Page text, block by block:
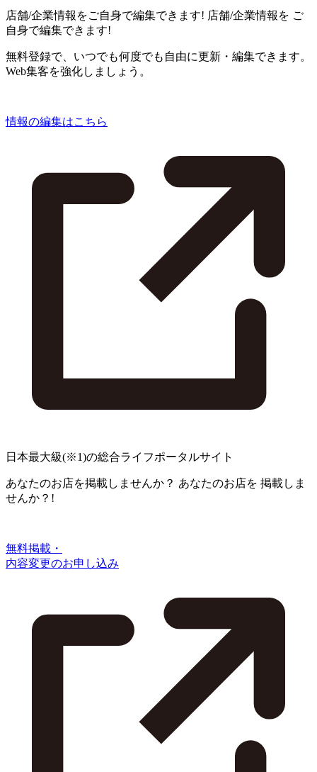
店舗/企業情報をご自身で編集できます! 店舗/企業情報を ご
自身で編集できます!
無料登録で、いつでも何度でも自由に更新・編集できます。
Web集客を強化しましょう。
情報の編集はこちら
日本最大級(※1)の総合ライフポータルサイト
あなたのお店を掲載しませんか？ あなたのお店を 掲載しま
せんか？!
無料掲載・
内容変更のお申し込み